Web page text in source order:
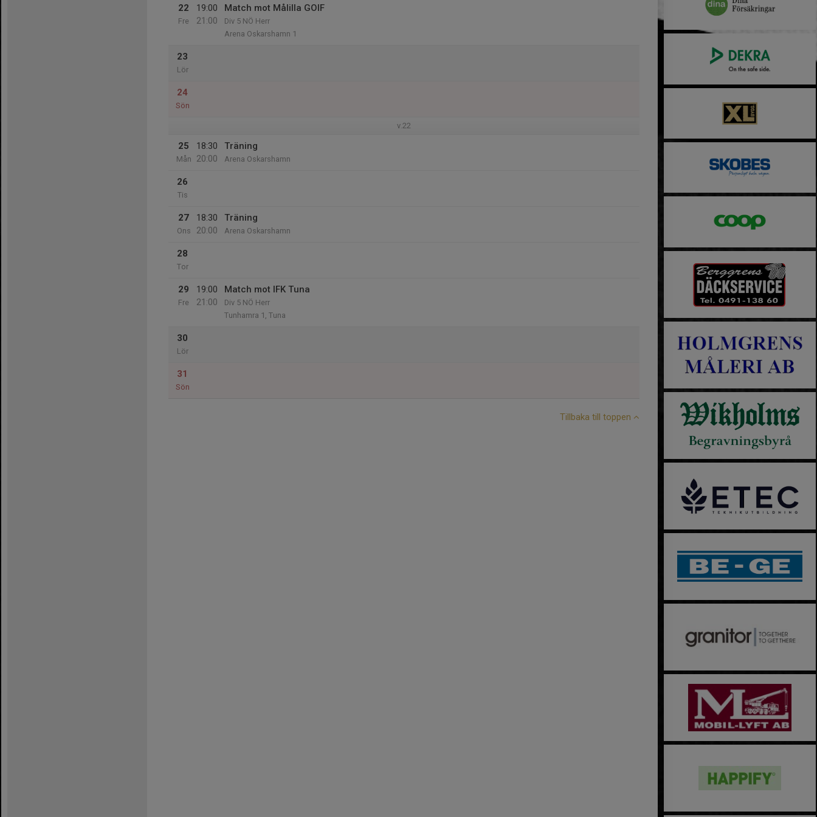
22
Fre
19:00
21:00
Match mot Målilla GOIF
Div 5 NÖ Herr
Arena Oskarshamn 1
23
Lör
24
Sön
v.22
25
Mån
18:30
20:00
Träning
Arena Oskarshamn
26
Tis
27
Ons
18:30
20:00
Träning
Arena Oskarshamn
28
Tor
29
Fre
19:00
21:00
Match mot IFK Tuna
Div 5 NÖ Herr
Tunhamra 1, Tuna
30
Lör
31
Sön
Tillbaka till toppen